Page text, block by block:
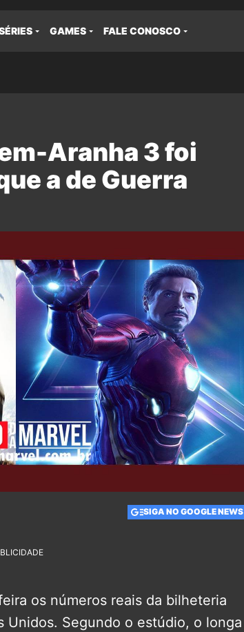
GAMES FALE CONOSCO
Aranha 3 foi
a de Guerra
SIGA NO GOOGLE NEWS
os números reais da bilheteria
Unidos. Segundo o estúdio, o longa